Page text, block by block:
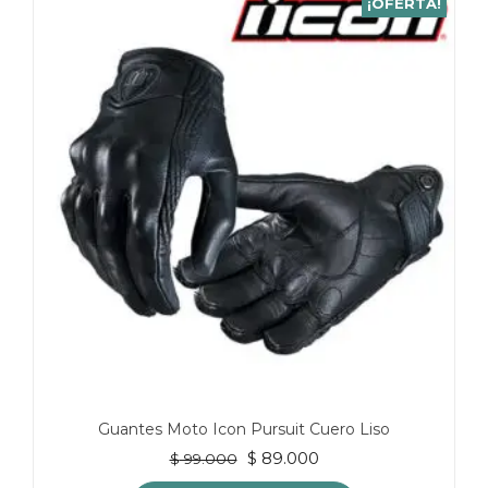
múltiples
variantes.
la
página
de
producto
¡OFERTA!
Guantes Moto Icon Pursuit Cuero Liso
$99.000
El
precio
$ 89.000El
precio